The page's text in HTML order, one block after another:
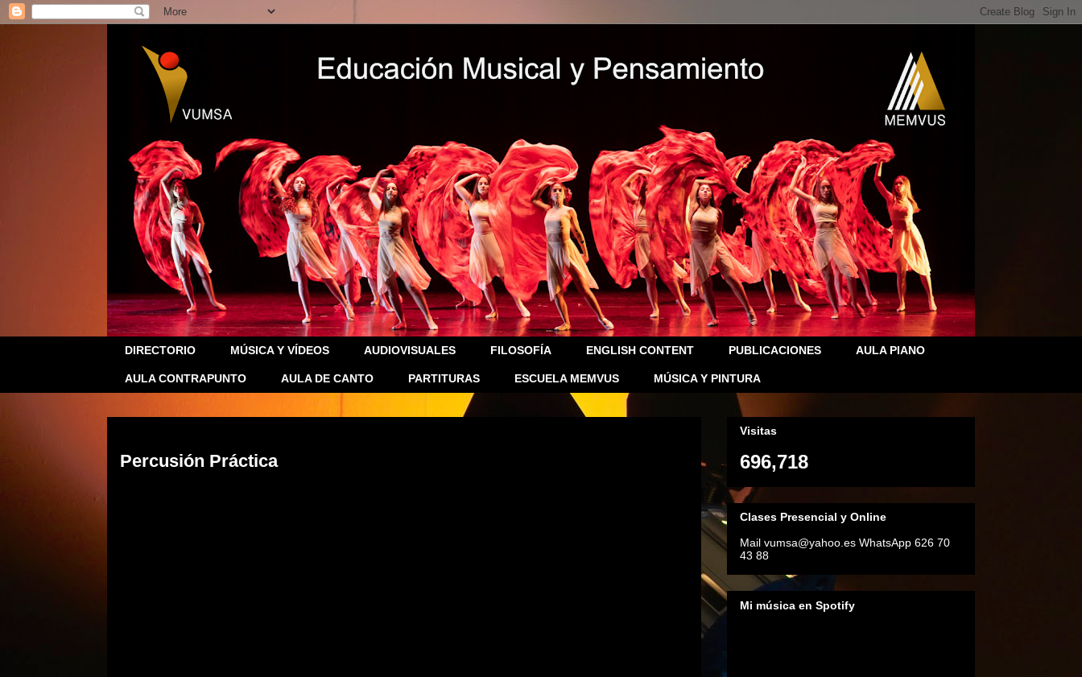
DIRECTORIO MÚSICA Y VÍDEOS AUDIOVISUALES FILOSOFÍA ENGLISH CONTENT PUBLICACIONES AULA PIANO
AULA CONTRAPUNTO AULA DE CANTO PARTITURAS ESCUELA MEMVUS MÚSICA Y PINTURA
Percusión Práctica
Visitas
696,718
Clases Presencial y Online
Mail vumsa@yahoo.es WhatsApp 626 70
43 88
Mi música en Spotify